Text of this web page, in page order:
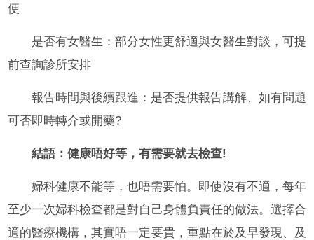
便
是否有女醫生：部分女性更舒適與女醫生對談，可提
前查詢診所安排
報告時間與後續跟進：是否提供報告講解、如有問題
可否即時轉介或開藥?
結語：健康唔好等，有需要就去檢查!
婦科健康不能等，也唔需要怕。即使沒有不適，每年
至少一次婦科檢查都是對自己身體負責任的做法。選擇合
適的醫療機構，其實唔一定要貴，重點在於及早發現、及